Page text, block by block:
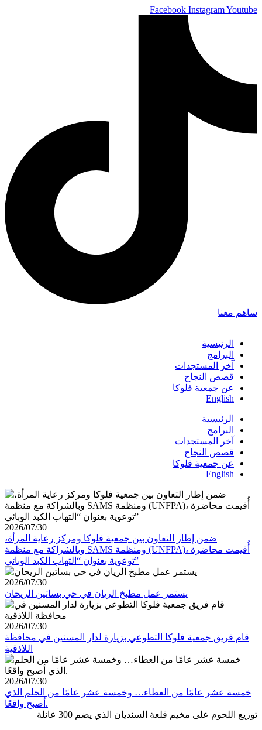
Skip
Facebook InstagramYoutube
ساهم معنا
الرئيسية
البرامج
آخر المستجدات
قصص النجاح
عن جمعية فلوكا
English
الرئيسية
البرامج
آخر المستجدات
قصص النجاح
عن جمعية فلوكا
English
2026/07/30
ضمن إطار التعاون بين جمعية فلوكا ومركز رعاية المرأة،
وبالشراكة مع منظمة SAMS ومنظمة (UNFPA)، أُقيمت محاضرة
توعوية بعنوان “التهاب الكبد الوبائي”
2026/07/30
يستمر عمل مطبخ الريان في حي بساتين الريحان
2026/07/30
قام فريق جمعية فلوكا التطوعي بزيارة لدار المسنين في محافظة
اللاذقية
2026/07/30
خمسة عشر عامًا من العطاء… وخمسة عشر عامًا من الحلم الذي
أصبح واقعًا.
توزيع اللحوم على مخيم قلعة السنديان الذي يضم 300 عائلة